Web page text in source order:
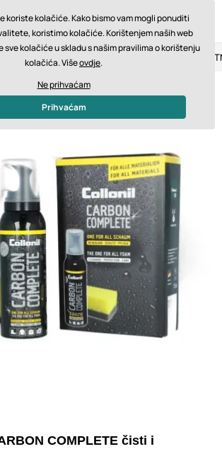
14 dana Brza dostava od 200 €
COMPLETE čisti i
koriste kolačiće. Kako bismo vam mogli ponuditi
koristimo kolačiće. Korištenjem naših web
kolačiće u skladu s našim pravilima o korištenju
kolačića. Višeovdje.
Ne prihvaćam
Prihvaćam